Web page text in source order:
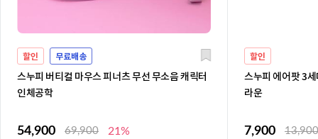
할인 무료배송
스누피 버티컬 마우스 피너츠 무선 무소음 캐릭터
인체공학
54,900 69,900 21%
할인
스누피 에어팟 3
라운
7,900 13,900